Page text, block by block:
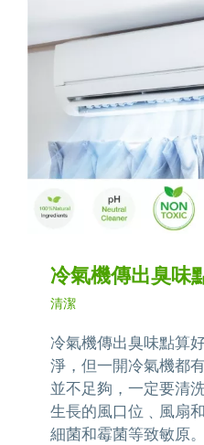
冷氣機傳出臭味
清潔
冷氣機傳出臭味點算
淨，但一開冷氣機都
並不足夠，一定要清
生長的風口位﹑風扇
細菌和霉菌等致敏原